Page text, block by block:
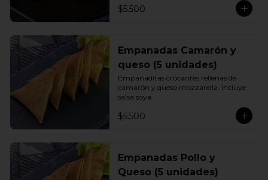
$5.500
Empanadas Camarón y
queso (5 unidades)
Empanaditas crocantes rellenas de
camarón y queso mozzarella. Incluye
salsa soya.
$5.500
Empanadas Pollo y
Queso (5 unidades)